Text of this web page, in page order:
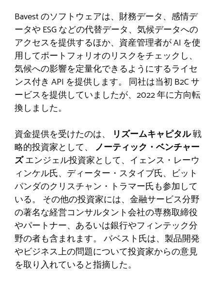
Bavest のソフトウェアは、財務データ、感情デ
ータや ESG などの代替データ、気候データへの
アクセスを提供するほか、資産管理者が AI を使
用してポートフォリオのリスクをチェックし、
気候への影響を定量化できるようにするライセ
ンス付き API を提供します。 同社は当初 B2C サ
ービスを提供していましたが、2022 年に方向転
換しました。
資金提供を受けたのは、
リズームキャピタル戦
略的投資家として、 ノーティック・ベンチャー
ズエンジェル投資家として、イェンス・レーウ
ィンケル氏、ディーター・スタイブ氏、ビット
パンダのクリスチャン・トラマー氏も参加して
いる。 その他の投資家には、金融サービス分野
の著名な経営コンサルタント会社の専務取締役
やパートナー、あるいは銀行やフィンテック分
野の者も含まれます。 バベスト氏は、製品開発
やビジネス上の問題について投資家からの意見
を取り入れていると指摘した。